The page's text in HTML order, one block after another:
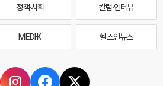
정책·사회 칼럼·인터뷰
MEDI·K 헬스인뉴스